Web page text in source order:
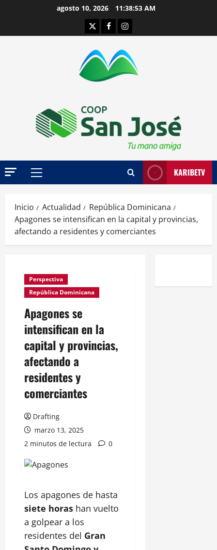
agosto 10, 2026 11:38:53 AM
TwitterFacebookInstagram
Menú
KARIBETV
Inicio Actualidad
República Dominicana
Apagones se intensifican en la capital y provincias,
afectando a residentes y comerciantes
Perspectiva
República Dominicana
Apagones se
intensifican en la
capital y provincias,
afectando a
residentes y
comerciantes
Drafting
marzo 13, 2025
2 minutos de lectura
0
Los apagones de hasta
siete horas han vuelto
a golpear a los
residentes del Gran